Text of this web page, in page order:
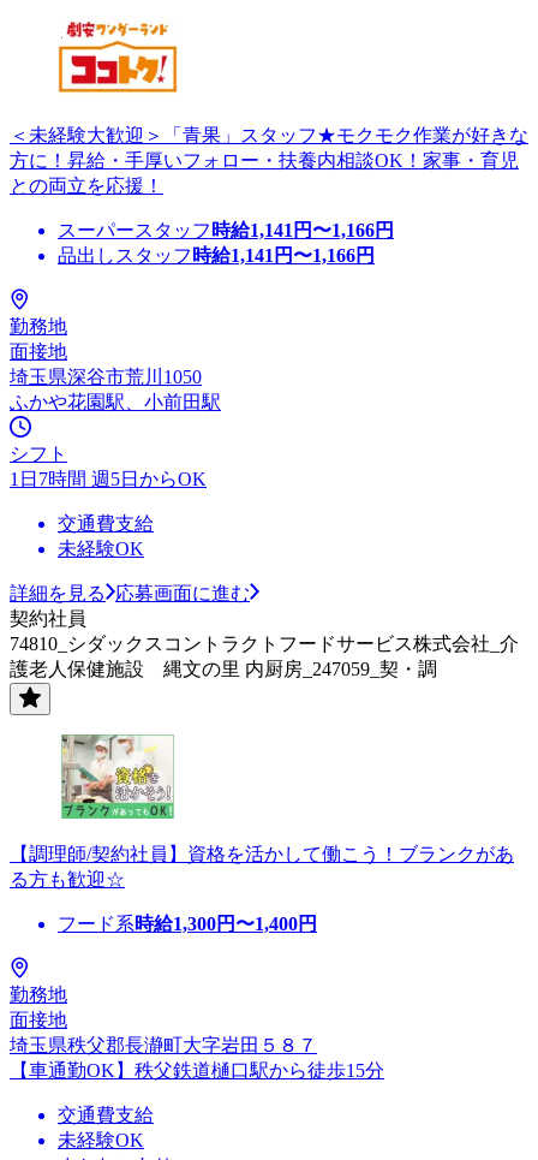
＜未経験大歓迎＞「青果」スタッフ★モクモク作業が好きな
方に！昇給・手厚いフォロー・扶養内相談OK！家事・育児
との両立を応援！
スーパースタッフ 時給1,141 円〜1,166円
品出しスタッフ 時給1,141 円〜1,166円
勤務地
面接地
埼玉県深谷市荒川1050
ふかや花園駅、小前田駅
シフト
1日7時間 週5日からOK
交通費支給
未経験OK
詳細を見る
応募画面に進む
契約社員
74810_シダックスコントラクトフードサービス株式会社_介
護老人保健施設 縄文の里 内厨房_247059_契・調
【調理師/契約社員】資格を活かして働こう！ブランクがあ
る方も歓迎☆
フード系時給1,300円〜1,400円
勤務地
面接地
埼玉県秩父郡長瀞町大字岩田５８７
【車通勤OK】秩父鉄道樋口駅から徒歩15分
交通費支給
未経験OK